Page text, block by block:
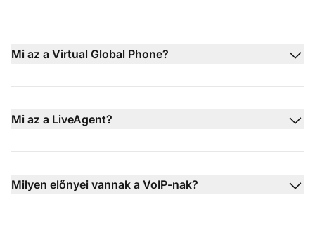
Mi az a Virtual Global Phone?
Mi az a LiveAgent?
Milyen előnyei vannak a VoIP-nak?